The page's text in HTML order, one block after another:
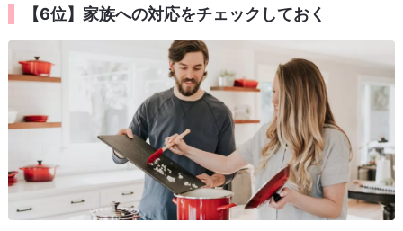
【6位】家族への対応をチェックしておく